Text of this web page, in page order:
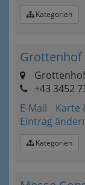
Kategorien
+43 3452
E-Mail
Karte
Eintrag
Kategorien